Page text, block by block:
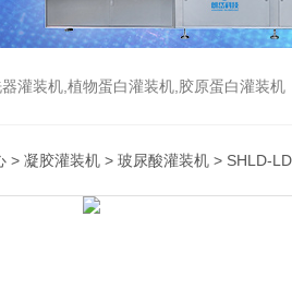
灌装机,植物蛋白灌装机,胶原蛋白灌装机
> 凝胶灌装机 > 玻尿酸灌装机 > SHLD-